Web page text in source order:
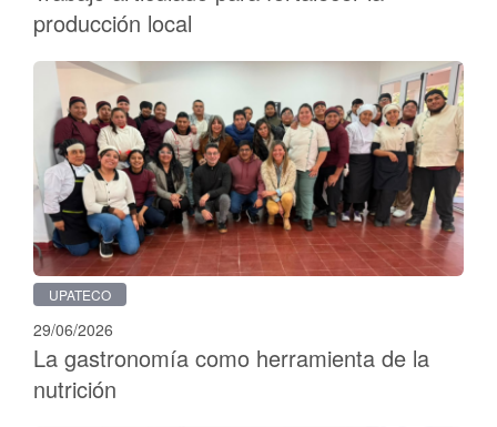
producción local
UPATECO
29/06/2026
La gastronomía como herramienta de la
nutrición